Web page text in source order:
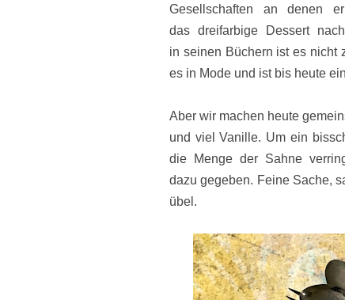
Gesellschaften an denen
das dreifarbige Dessert
in seinen Büchern ist es nicht
es in Mode und ist bis heute ein
Aber wir machen heute
und viel Vanille. Um ein
die Menge der Sahne
dazu gegeben. Feine Sache,
übel.